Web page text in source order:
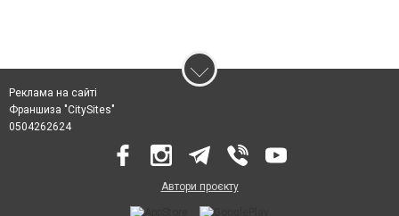
Реклама на сайті
Франшиза "CitySites"
0504262624
Автори проєкту